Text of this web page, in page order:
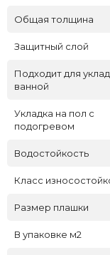
Общая толщина
Защитный слой
Подходит для
ванной
Укладка на пол c
подогревом
Водостойкость
Класс
Размер плашки
В упаковке м2